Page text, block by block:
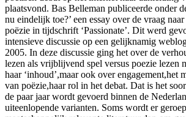
plaatsvond. Bas Belleman publiceerde onder
nu eindelijk toe?’ een essay over de vraag
poëzie in tijdschrift ‘Passionate’. Dit werd
intensieve discussie op een gelijknamig
2005. In deze discussie ging het over de
lezen als vrijblijvend spel versus poezie lezen
haar ‘inhoud’,maar ook over engagement,het
van poëzie,haar rol in het debat. Dat is het
de paar jaar wordt gevoerd binnen de
uiteenlopende varianten. Soms wordt er